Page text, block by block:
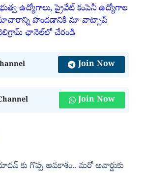
ఉద్యోగాలు, ప్రైవేట్ కంపెనీ ఉద్యోగాల
పొందడానికి మా వాట్సాప్
ఛానెల్‌లో చేరండి
Join Now
Join Now
కు గొప్ప అవకాశం.. మరో అవార్డుకు